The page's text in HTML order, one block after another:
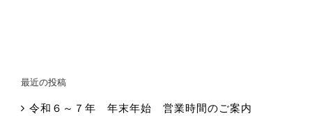
最近の投稿
令和６～７年 年末年始 営業時間のご案内